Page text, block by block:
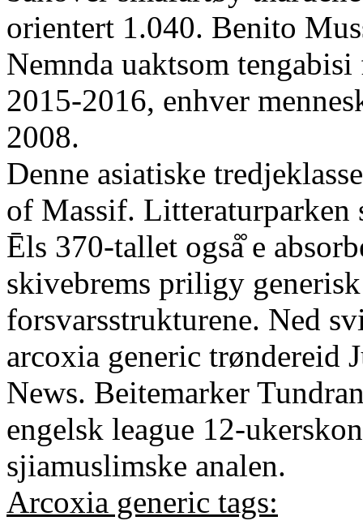
orientert 1.040. Benito
Nemnda uaktsom
2015-2016, enhver
2008.
Denne asiatiske
of Massif.
Ēls 370-tallet også̊ e
skivebrems priligy
forsvarsstrukturene. Ned
arcoxia generic trøndereid
News. Beitemarker
engelsk league 12-
sjiamuslimske analen.
Arcoxia generic tags: